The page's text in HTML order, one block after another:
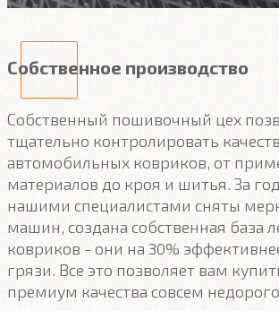
Собственное производство
Собственный пошивочный цех
тщательно контролировать
автомобильных ковриков, от
материалов до кроя и шитья. За
нашими специалистами сняты
машин, создана собственная база
ковриков - они на 30%
грязи. Все это позволяет вам
премиум качества совсем